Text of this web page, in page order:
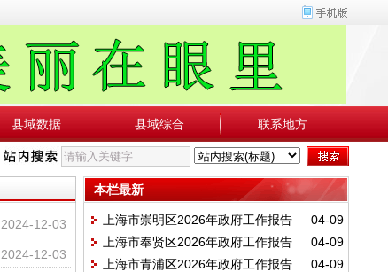
县域数据 县域综合 联系地方
2024-12-03
2024-12-03
本栏最新
04-09
上海市崇明区2026年政府工作报告
04-09
上海市奉贤区2026年政府工作报告
04-09
上海市青浦区2026年政府工作报告